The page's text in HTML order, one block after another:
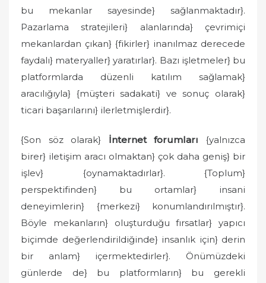
bu mekanlar sayesinde} sağlanmaktadır}.
Pazarlama stratejileri} alanlarında} çevrimiçi
mekanlardan çıkan} {fikirler} inanılmaz derecede
faydalı} materyaller} yaratırlar}. Bazı işletmeler} bu
platformlarda düzenli katılım sağlamak}
aracılığıyla} {müşteri sadakati} ve sonuç olarak}
ticari başarılarını} ilerletmişlerdir}.
{Son söz olarak} İnternet forumları {yalnızca
birer} iletişim aracı olmaktan} çok daha geniş} bir
işlev} {oynamaktadırlar}. {Toplum}
perspektifinden} bu ortamlar} insani
deneyimlerin} {merkezi} konumlandırılmıştır}.
Böyle mekanların} oluşturduğu fırsatlar} yapıcı
biçimde değerlendirildiğinde} insanlık için} derin
bir anlam} içermektedirler}. Önümüzdeki
günlerde de} bu platformların} bu gerekli